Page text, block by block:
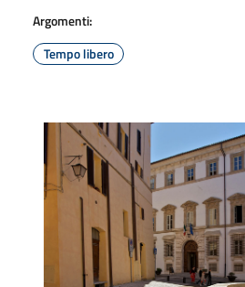
Argomenti:
Tempo libero